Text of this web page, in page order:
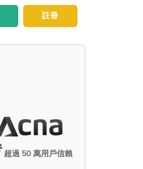
註冊
超過 50 萬用戶信賴